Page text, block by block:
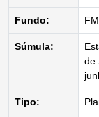
Fundo:
Súmula:
de
Tipo: